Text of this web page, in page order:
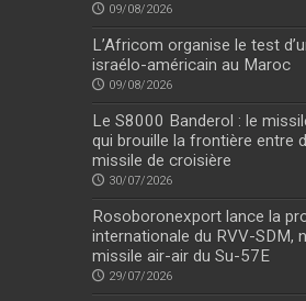
09/08/2026
L’Africom organise le test
israélo-américain au Maroc
09/08/2026
Le S8000 Banderol : le
qui brouille la frontière entre
missile de croisière
30/07/2026
Rosoboronexport lance la
internationale du RVV-SDM,
missile air-air du Su-57E
29/07/2026